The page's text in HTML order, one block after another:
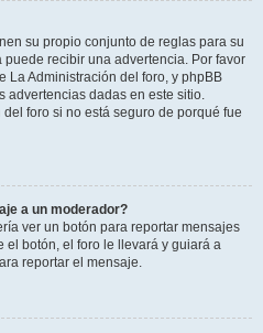
su propio conjunto de reglas para su
recibir una advertencia. Por favor
La Administración del foro, y phpBB
advertencias dadas en este sitio.
foro si no está seguro de porqué fue
a un moderador?
ver un botón para reportar mensajes
el botón, el foro le llevará y guiará a
reportar el mensaje.